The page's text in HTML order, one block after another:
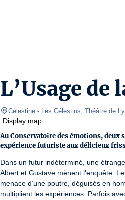
L’Usage de
Célestine - Les Célestins, Théâtre de
Display map
Au Conservatoire des émotions, deux
expérience futuriste aux délicieux
Dans un futur indéterminé, une
Albert et Gustave mènent l’enquête.
menace d’une poutre, déguisés en
multiplient les expériences. Parfois